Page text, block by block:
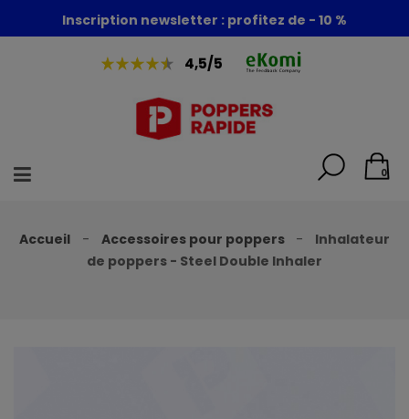
Foire aux poppers : - 30% + 1 poppers offert
Inscription newsletter : profitez de - 10 %
4,5/5
0
Accueil Accessoires pour poppers
Inhalateur
de poppers - Steel Double Inhaler